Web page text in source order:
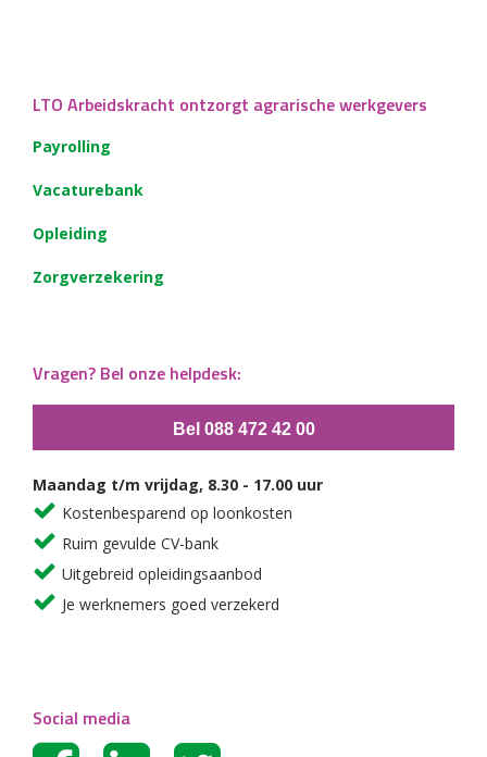
LTO Arbeidskracht ontzorgt agrarische werkgevers
Payrolling
Vacaturebank
Opleiding
Zorgverzekering
Vragen? Bel onze helpdesk:
Bel 088 472 42 00
Maandag t/m vrijdag, 8.30 - 17.00 uur
Kostenbesparend op loonkosten
Ruim gevulde CV-bank
Uitgebreid opleidingsaanbod
Je werknemers goed verzekerd
Social media